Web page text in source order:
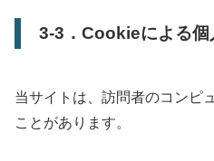
3-3．Cookieによる個
当サイトは、訪問者のコンピ
ことがあります。